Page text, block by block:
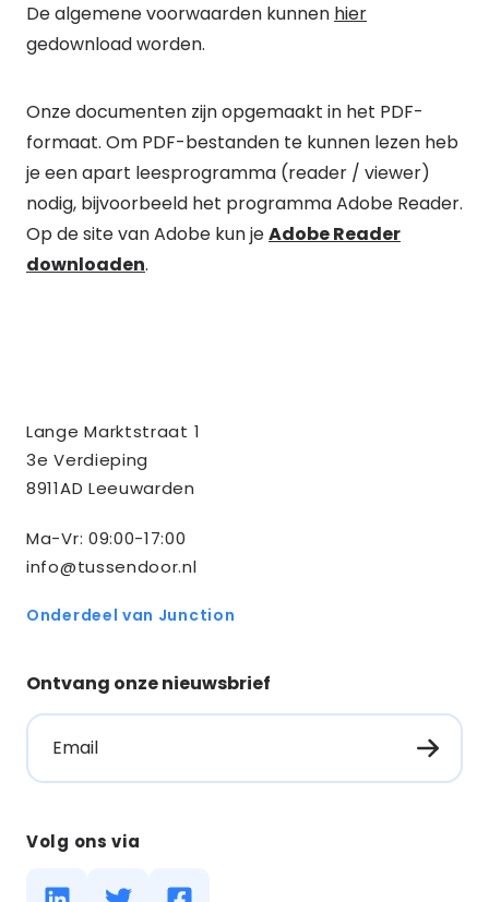
De algemene voorwaarden kunnen hier
gedownload worden.
Onze documenten zijn opgemaakt in het PDF-
formaat. Om PDF-bestanden te kunnen lezen heb
je een apart leesprogramma (reader / viewer)
nodig, bijvoorbeeld het programma Adobe Reader.
Op de site van Adobe kun jeAdobe Reader
downloaden.
informatie
Lange Marktstraat 1
3e Verdieping
8911AD Leeuwarden
Ma-Vr: 09:00-17:00
info@tussendoor.nl
Onderdeel van Junction
Ontvang onze nieuwsbrief
Email
Volg ons via